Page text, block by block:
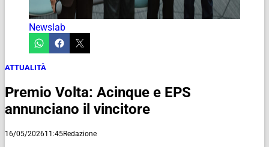
Newslab
ATTUALITÀ
Premio Volta: Acinque e EPS
annunciano il vincitore
16/05/202611:45Redazione